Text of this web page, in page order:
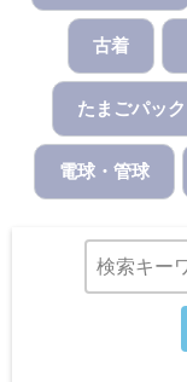
古着
たまごパック
電球・管球